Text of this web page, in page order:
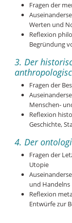
Fragen der
Werten und
Reflexion
Begründung
3. Der
Fragen der
Menschen-
Reflexion
Geschichte,
4. Der
Fragen der
Utopie
und Handelns
Reflexion
Entwürfe zur